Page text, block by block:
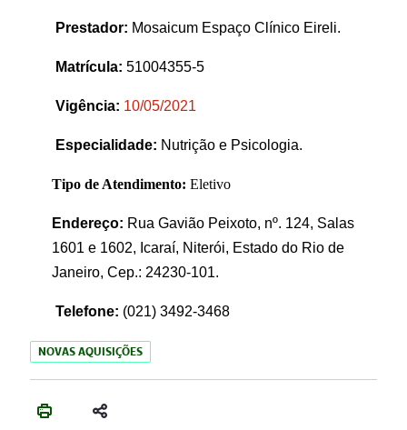
Prestador: Mosaicum Espaço Clínico Eireli.
Matrícula: 51004355-5
Vigência: 10/05/2021
Especialidade: Nutrição e Psicologia.
Tipo de Atendimento: Eletivo
Endereço: Rua Gavião Peixoto, nº. 124, Salas
1601 e 1602, Icaraí, Niterói, Estado do Rio de
Janeiro, Cep.: 24230-101.
Telefone: (021) 3492-3468
NOVAS AQUISIÇÕES